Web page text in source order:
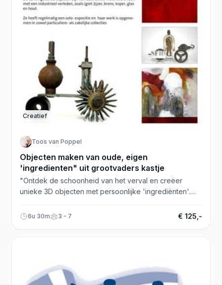
Creatief
Toos van Poppel
Objecten maken van oude, eigen
'ingredienten" uit grootvaders kastje
"Ontdek de schoonheid van het verval en creëer
unieke 3D objecten met persoonlijke 'ingrediënten'.
www.workshopzeist.nl."
6u 30m 3 - 7 € 125,-